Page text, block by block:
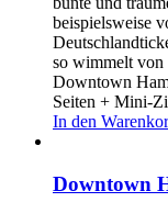
beispielsweise
so wimmelt von
Downtown
Seiten + Mini-
In den
Downtown